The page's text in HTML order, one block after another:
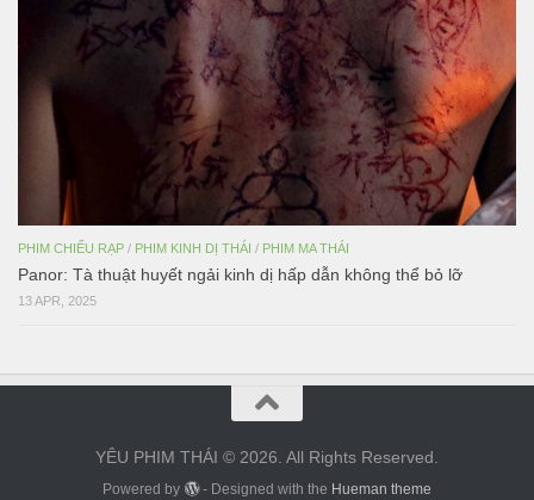
PHIM CHIẾU RẠP / PHIM KINH DỊ THÁI / PHIM MA THÁI
Panor: Tà thuật huyết ngải kinh dị hấp dẫn không thể bỏ lỡ
13 APR, 2025
YÊU PHIM THÁI © 2026. All Rights Reserved.
Powered by - Designed with the Hueman theme